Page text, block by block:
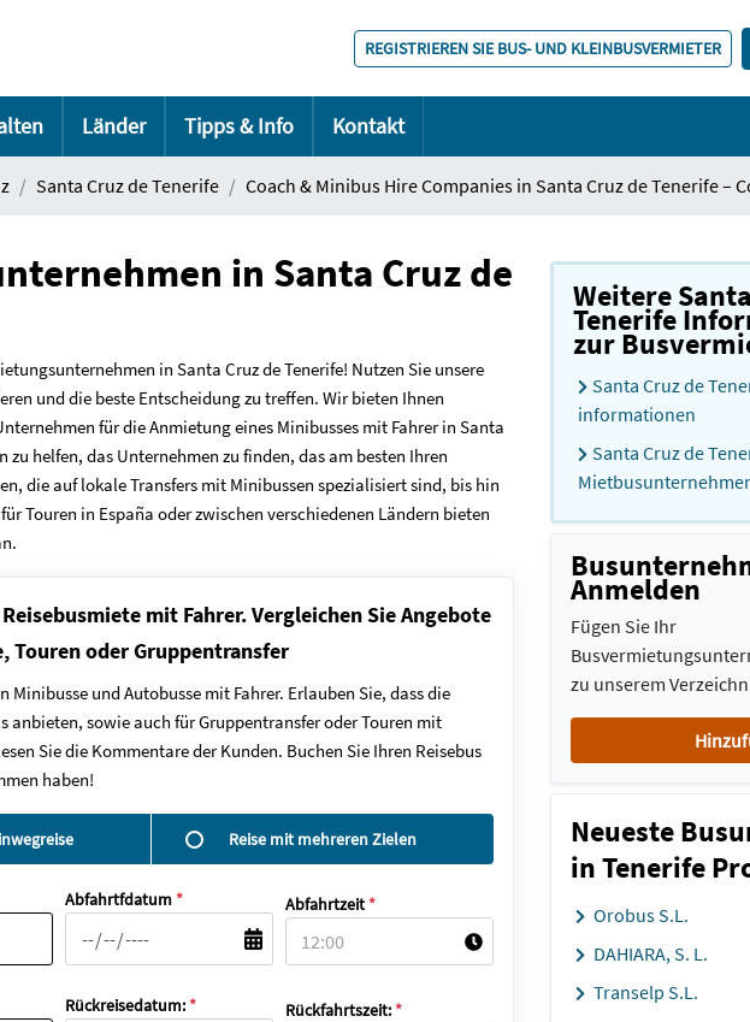
REGISTRIEREN SIE BUS- UND KLEINBUSVERMIETER
Länder Tipps & Info Kontakt
Santa Cruz de Tenerife Coach & Minibus Hire Companies in Santa Cruz de Tenerife –
in Santa Cruz de
in Santa Cruz de Tenerife! Nutzen Sie unsere
und die beste Entscheidung zu treffen. Wir bieten Ihnen
für die Anmietung eines Minibusses mit Fahrer in Santa
zu helfen, das Unternehmen zu finden, das am besten Ihren
die auf lokale Transfers mit Minibussen spezialisiert sind, bis hin
Touren in España oder zwischen verschiedenen Ländern bieten
mit Fahrer. Vergleichen Sie Angebote
Touren oder Gruppentransfer
und Autobusse mit Fahrer. Erlauben Sie, dass die
anbieten, sowie auch für Gruppentransfer oder Touren mit
Sie die Kommentare der Kunden. Buchen Sie Ihren Reisebus
haben!
Reise mit mehreren Zielen
Abfahrtfdatum * Abfahrtzeit *
Rückreisedatum: * Rückfahrtszeit: *
Weitere
Tenerife
zur
Santa Cruz de
informationen
Santa Cruz de
Anmelden
Fügen Sie Ihr
zu unserem
Neueste
in Tenerife
Orobus S.L.
DAHIARA, S. L.
Transelp S.L.